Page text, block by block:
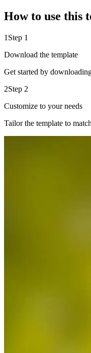
How to use this
1 Step 1
Download the template
Get started by
2Step 2
Customize to your needs
Tailor the template to